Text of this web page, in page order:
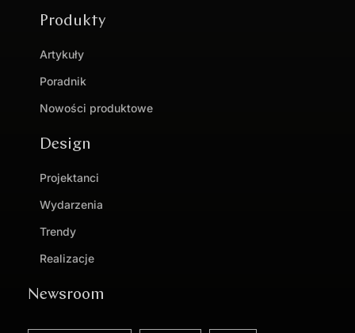
Produkty
Artykuły
Poradnik
Nowości produktowe
Design
Projektanci
Wydarzenia
Trendy
Realizacje
Newsroom